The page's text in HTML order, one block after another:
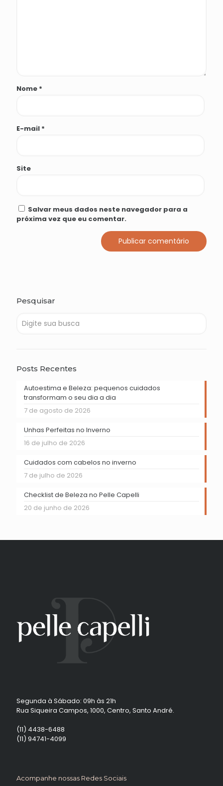
Nome *
E-mail *
Site
Salvar meus dados neste navegador para a
próxima vez que eu comentar.
Pesquisar
Posts Recentes
Autoestima e Beleza: pequenos cuidados
transformam o seu dia a dia
7 de agosto de 2026
Unhas Perfeitas no Inverno
16 de julho de 2026
Cuidados com cabelos no inverno
7 de julho de 2026
Checklist de Beleza no Pelle Capelli
20 de junho de 2026
Segunda à Sábado: 09h às 21h
Rua Siqueira Campos, 1000, Centro, Santo André.
(11) 4438-6488
(11) 94741-4099
Acompanhe nossas Redes Sociais